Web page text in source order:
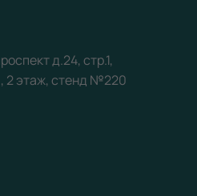
д.24, стр.1,
2 этаж, стенд №220